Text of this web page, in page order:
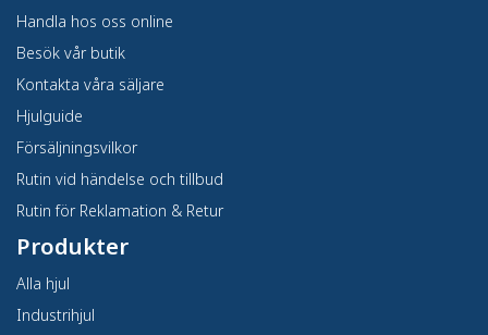
Handla hos oss online
Besök vår butik
Kontakta våra säljare
Hjulguide
Försäljningsvilkor
Rutin vid händelse och tillbud
Rutin för Reklamation & Retur
Produkter
Alla hjul
Industrihjul